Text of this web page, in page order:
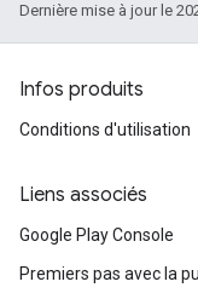
Dernière mise à jour le
Infos produits
Conditions d'utilisation
Liens associés
Google Play Console
Premiers pas avec la